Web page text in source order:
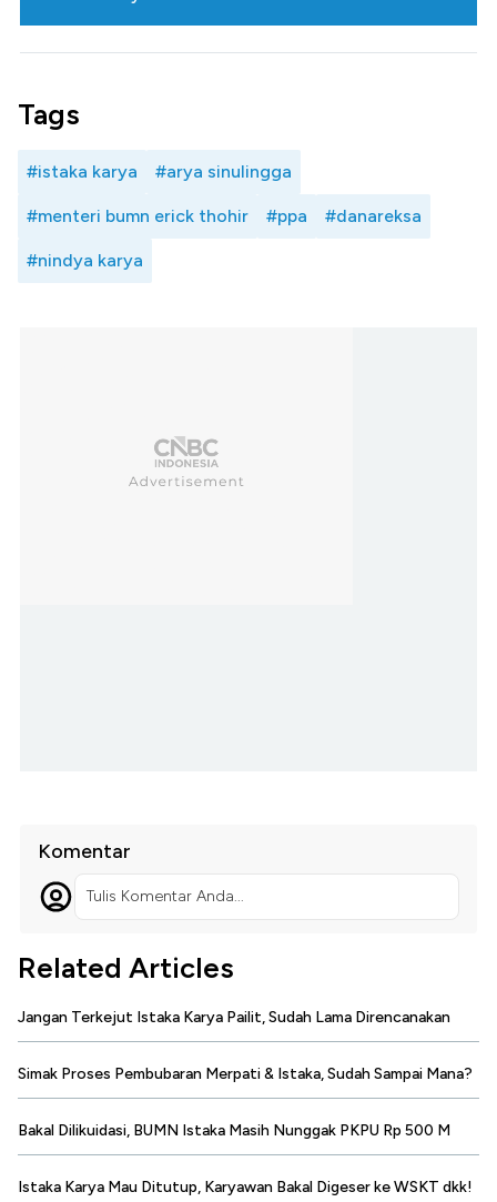
Tags
#istaka karya #arya sinulingga
#menteri bumn erick thohir #ppa #danareksa
#nindya karya
Komentar
Tulis Komentar Anda...
Related Articles
Jangan Terkejut Istaka Karya Pailit, Sudah Lama Direncanakan
Simak Proses Pembubaran Merpati & Istaka, Sudah Sampai Mana?
Bakal Dilikuidasi, BUMN Istaka Masih Nunggak PKPU Rp 500 M
Istaka Karya Mau Ditutup, Karyawan Bakal Digeser ke WSKT dkk!